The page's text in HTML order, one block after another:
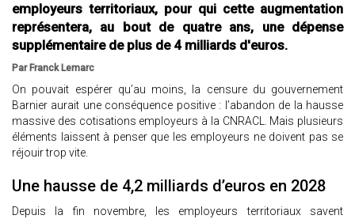
employeurs territoriaux, pour qui cette augmentation
représentera, au bout de quatre ans, une dépense
supplémentaire de plus de 4 milliards d'euros.
Par Franck Lemarc
On pouvait espérer qu’au moins, la censure du gouvernement
Barnier aurait une conséquence positive : l’abandon de la hausse
massive des cotisations employeurs à la CNRACL. Mais plusieurs
éléments laissent à penser que les employeurs ne doivent pas se
réjouir trop vite.
Une hausse de 4,2 milliards d’euros en 2028
Depuis la fin novembre, les employeurs territoriaux savent